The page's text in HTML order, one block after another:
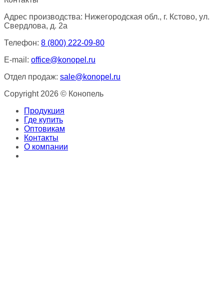
Адрес производства: Нижегородская обл., г. Кстово, ул.
Свердлова, д. 2а
Телефон: 8 (800) 222-09-80
E-mail: office@konopel.ru
Отдел продаж: sale@konopel.ru
Copyright 2026 © Конопель
Продукция
Где купить
Оптовикам
Контакты
О компании